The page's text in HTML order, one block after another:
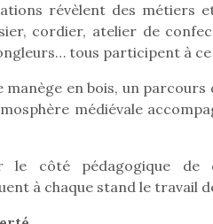
révèlent des métiers
cordier, atelier de
tous participent à
en bois, un parcours
médiévale
le côté pédagogique de
à chaque stand le travail
Une loutre en peluche
grands classiques !
Les peluches quelles